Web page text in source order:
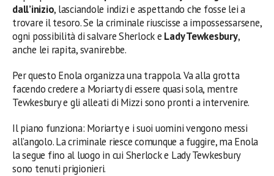
dall’inizio, lasciandole indizi e aspettando che fosse lei a
trovare il tesoro. Se la criminale riuscisse a impossessarsene,
ogni possibilità di salvare Sherlock e Lady Tewkesbury,
anche lei rapita, svanirebbe.
Per questo Enola organizza una trappola. Va alla grotta
facendo credere a Moriarty di essere quasi sola, mentre
Tewkesbury e gli alleati di Mizzi sono pronti a intervenire.
Il piano funziona: Moriarty e i suoi uomini vengono messi
all’angolo. La criminale riesce comunque a fuggire, ma Enola
la segue fino al luogo in cui Sherlock e Lady Tewkesbury
sono tenuti prigionieri.